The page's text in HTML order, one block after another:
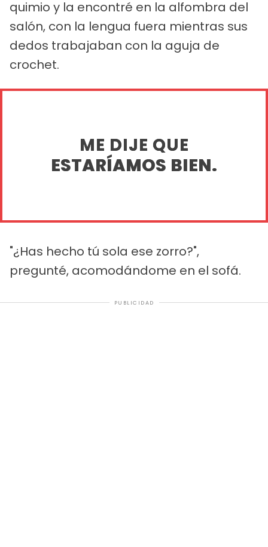
quimio y la encontré en la alfombra del
salón, con la lengua fuera mientras sus
dedos trabajaban con la aguja de
crochet.
ME DIJE QUE
ESTARÍAMOS BIEN.
"¿Has hecho tú sola ese zorro?",
pregunté, acomodándome en el sofá.
PUBLICIDAD